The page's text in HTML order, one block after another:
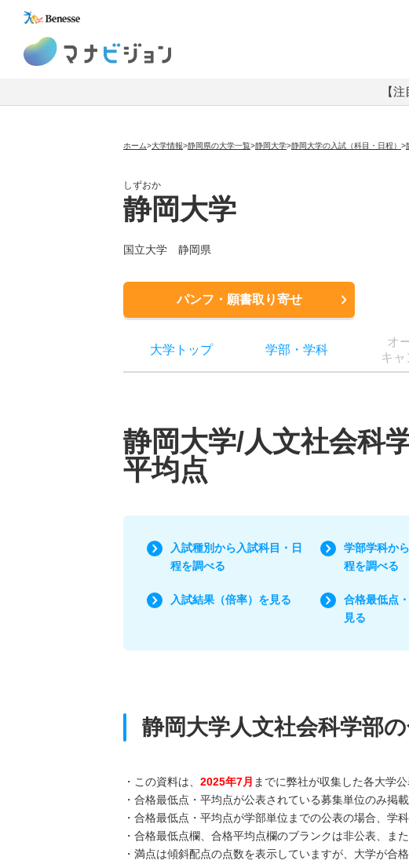
【
ホーム>大学情報>静岡県の大学一覧>静岡大学>静岡大学の入試（科目・日程） >
しずおか
静岡大学
国立大学 静岡県
パンフ・願書取り寄せ
大学トップ 学部 ・ 学科
オ
キャ
静岡大学/人文社会科
平均点
入試種別から入試科目・日
程を調べる
学部学科か
程を調べる
入試結果（倍率）を見る
合格最低点
見る
静岡大学人文社会科学部
・この資料は、 2025年7月 までに弊社が収集した各大学
・合格最低点・平均点が公表されている募集単位のみ掲載
・合格最低点・平均点が学部単位までの公表の場合、学
・合格最低点欄、合格平均点欄のブランクは非公表、ま
・満点は傾斜配点の点数を表示していますが、大学が合